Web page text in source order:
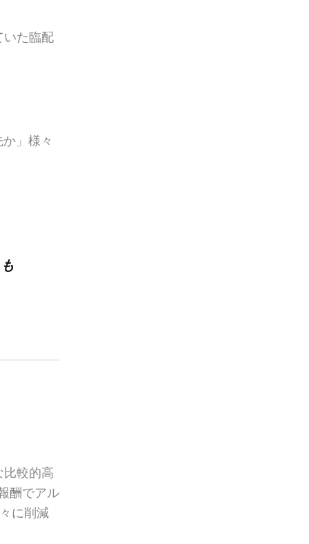
いた臨配
」様々
比較的高
酬でアル
に削減